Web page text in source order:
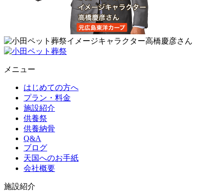
メニュー
はじめての方へ
プラン・料金
施設紹介
供養祭
供養納骨
Q&A
ブログ
天国へのお手紙
会社概要
施設紹介